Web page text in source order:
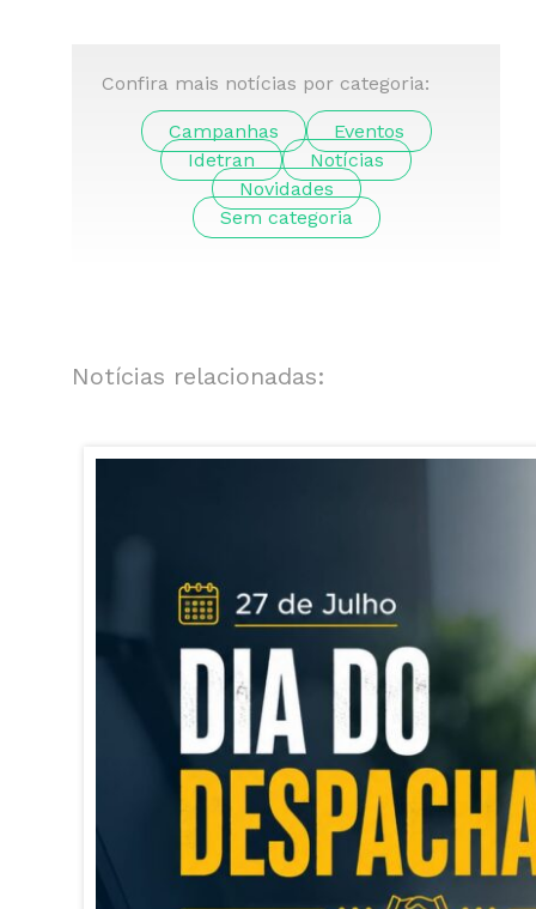
Confira mais notícias por categoria:
Campanhas
Eventos
Idetran
Notícias
Novidades
Sem categoria
Notícias relacionadas: